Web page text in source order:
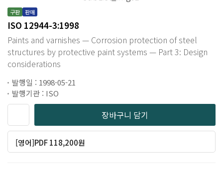
구판 판매
ISO 12944-3:1998
Paints and varnishes — Corrosion protection of steel
structures by protective paint systems — Part 3: Design
considerations
발행일 : 1998-05-21
발행기관 : ISO
장바구니 담기
[영어]PDF 118,200원